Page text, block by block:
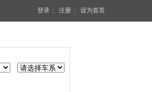
登录 注册 设为首页